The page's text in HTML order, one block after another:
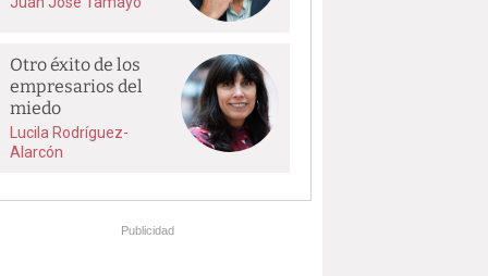
Otro éxito de los
empresarios del
miedo
Lucila Rodríguez-
Alarcón
Publicidad